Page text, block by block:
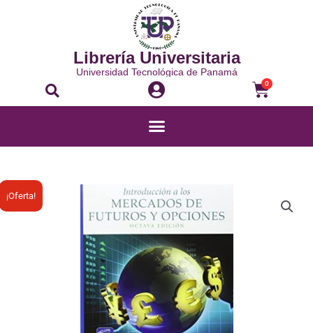
Librería Universitaria
Universidad Tecnológica de Panamá
Buscar 0
Carrito
Menú
¡Oferta!
precio
original
era:
B/.32.54.
El
precio
actual
es:
B/.25.00.
INTRODUCCIÓN